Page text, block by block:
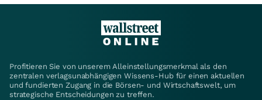
Profitieren Sie von unserem Alleinstellungsmerkmal als den
zentralen verlagsunabhängigen Wissens-Hub für einen aktuellen
und fundierten Zugang in die Börsen- und Wirtschaftswelt, um
strategische Entscheidungen zu treffen.